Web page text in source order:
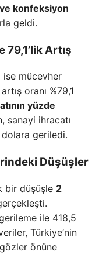
konfeksiyon
geldi.
Artış
ise mücevher
oranı %79,1
yüzde
sanayi ihracatı
geriledi.
Düşüşler
bir düşüşle 2
ile 418,5
Türkiye’nin
önüne